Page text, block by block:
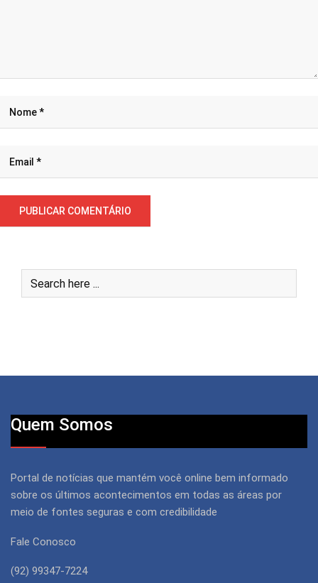
Quem Somos
Portal de notícias que mantém você online bem informado
sobre os últimos acontecimentos em todas as áreas por
meio de fontes seguras e com credibilidade
Fale Conosco
(92) 99347-7224